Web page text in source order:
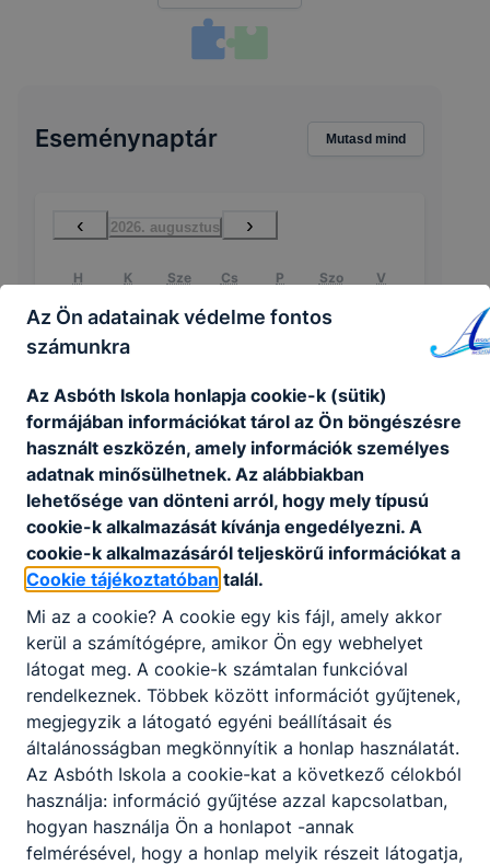
Eseménynaptár Mutasd mind
‹ 2026. augusztus ›
H K Sze Cs P Szo V
28 29 30 31
3 4
17 18 19 20 21 22 23
24 25 26 27 28 29 30
31 2 3 4 6
🔎 Nincsenek események ebben a
hónapban
Az Ön adatainak védelme fontos
számunkra
Az Asbóth Iskola honlapja cookie-k (sütik)
formájában információkat tárol az Ön böngészésre
használt eszközén, amely információk személyes
adatnak minősülhetnek. Az alábbiakban
lehetősége van dönteni arról, hogy mely típusú
cookie-k alkalmazását kívánja engedélyezni. A
cookie-k alkalmazásáról teljeskörű információkat a
Cookie tájékoztatóban talál.
Mi az a cookie? A cookie egy kis fájl, amely akkor
kerül a számítógépre, amikor Ön egy webhelyet
látogat meg. A cookie-k számtalan funkcióval
rendelkeznek. Többek között információt gyűjtenek,
megjegyzik a látogató egyéni beállításait és
általánosságban megkönnyítik a honlap használatát.
Az Asbóth Iskola a cookie-kat a következő célokból
használja: információ gyűjtése azzal kapcsolatban,
hogyan használja Ön a honlapot -annak
felmérésével, hogy a honlap melyik részeit látogatja,